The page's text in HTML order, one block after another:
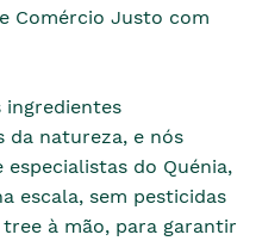
Comércio Justo com
ingredientes
da natureza, e nós
do Quénia,
escala, sem pesticidas
à mão, para garantir